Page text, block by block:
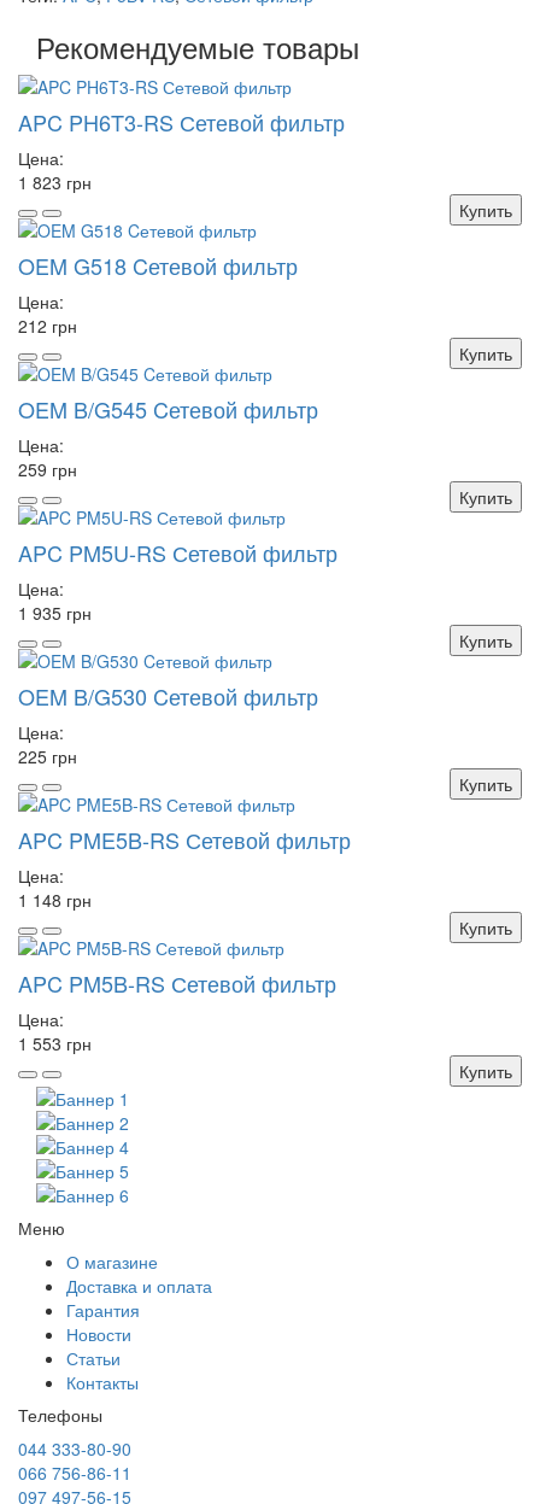
Рекомендуемые товары
APC PH6T3-RS Сетевой фильтр
Цена:
1 823 грн
Купить
OEM G518 Cетевой фильтр
Цена:
212 грн
Купить
OEM B/G545 Cетевой фильтр
Цена:
259 грн
Купить
APC PM5U-RS Сетевой фильтр
Цена:
1 935 грн
Купить
OEM B/G530 Cетевой фильтр
Цена:
225 грн
Купить
APC PME5B-RS Сетевой фильтр
Цена:
1 148 грн
Купить
APC PM5B-RS Сетевой фильтр
Цена:
1 553 грн
Купить
Меню
О магазине
Доставка и оплата
Гарантия
Новости
Статьи
Контакты
Телефоны
044 333-80-90
066 756-86-11
097 497-56-15